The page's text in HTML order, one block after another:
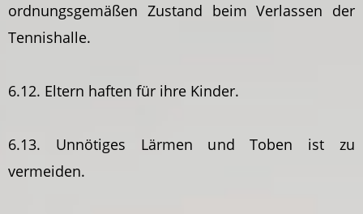
ordnungsgemäßen Zustand beim Verlassen der
Tennishalle.
6.12. Eltern haften für ihre Kinder.
6.13. Unnötiges Lärmen und Toben ist zu
vermeiden.